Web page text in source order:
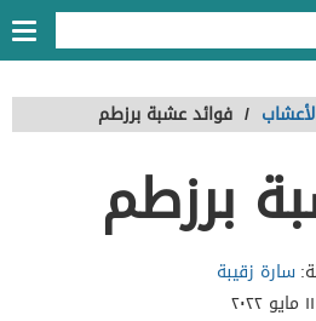
/ فوائد عشبة برزطم
برزطم
سارة زقيبة